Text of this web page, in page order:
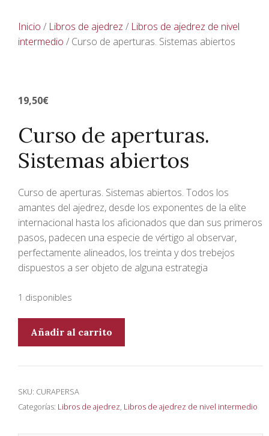
Inicio / Libros de ajedrez / Libros de ajedrez de nivel
intermedio / Curso de aperturas. Sistemas abiertos
19,50€
Curso de aperturas.
Sistemas abiertos
Curso de aperturas. Sistemas abiertos. Todos los
amantes del ajedrez, desde los exponentes de la elite
internacional hasta los aficionados que dan sus primeros
pasos, padecen una especie de vértigo al observar,
perfectamente alineados, los treinta y dos trebejos
dispuestos a ser objeto de alguna estrategia
1 disponibles
Sistemas
Añadir al carrito
SKU: CURAPERSA
Categorías: Libros de ajedrez, Libros de ajedrez de nivel intermedio